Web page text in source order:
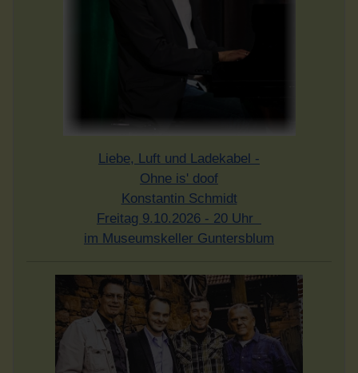
Liebe, Luft und Ladekabel -
Ohne is' doof
Konstantin Schmidt
Freitag 9.10.2026 - 20 Uhr
im Museumskeller Guntersblum